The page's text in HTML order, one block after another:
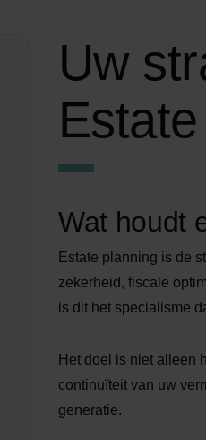
Uw
Wat houdt
Estate planning is de
zekerheid, fiscale
is dit het specialisme
Het doel is niet alleen
continuïteit van uw
generatie.